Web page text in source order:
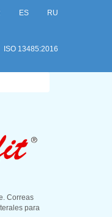
ES RU
ISO 13485:2016
Correas
para